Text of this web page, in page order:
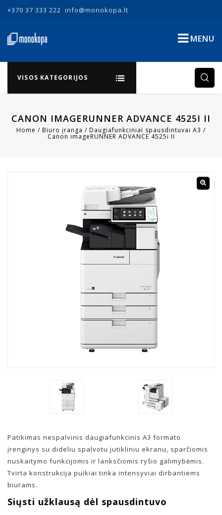
+370 37 333 222 info@monokopa.lt
MENU
VISOS KATEGORIJOS
CANON IMAGERUNNER ADVANCE 4525I II
Home / Biuro įranga / Daugiafunkciniai spausdintuvai A3 /
Canon imageRUNNER ADVANCE 4525i II
Patikimas nespalvinis daugiafunkcinis A3 formato
įrenginys su dideliu spalvotu jutikliniu ekranu, sparčiomis
nuskaitymo funkcijomis ir lanksčiomis ryšio galimybėmis.
Tvirta konstrukcija puikiai tinka intensyviai dirbantiems
biurams.
Siųsti užklausą dėl spausdintuvo